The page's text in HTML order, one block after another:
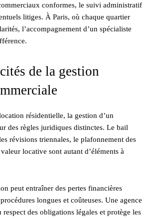
conformes, le suivi administratif
litiges. À Paris, où chaque quartier
l’accompagnement d’un spécialiste
de la gestion
résidentielle, la gestion d’un
des règles juridiques distinctes. Le bail
révisions triennales, le plafonnement des
locative sont autant d’éléments à
peut entraîner des pertes financières
longues et coûteuses. Une agence
respect des obligations légales et protège les